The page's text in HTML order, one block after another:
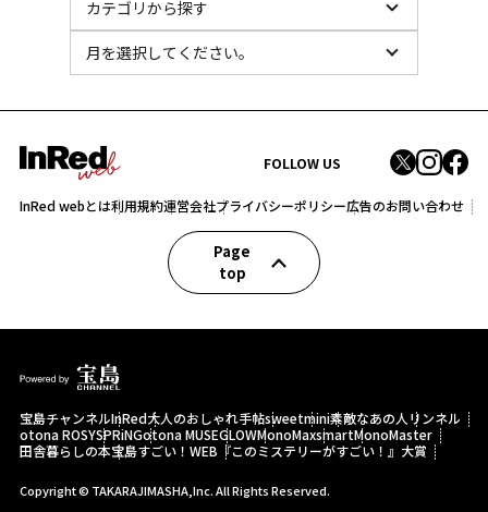
FOLLOW US
InRed webとは利用規約運営会社プライバシーポリシー広告のお問い合わせ
Page
top
宝島チャンネルInRed大人のおしゃれ手帖sweetmini素敵なあの人 リンネル
otona ROSYSPRiNGotona MUSEGLOWMonoMaxsmartMonoMaster
田舎暮らしの本宝島すごい！WEB 『このミステリーがすごい！』大賞
Copyright © TAKARAJIMASHA,Inc. All Rights Reserved.